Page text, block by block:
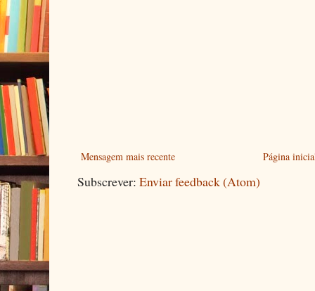
Mensagem mais recente Página
Subscrever: Enviar feedback (Atom)